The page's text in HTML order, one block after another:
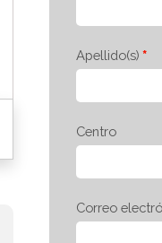
Apellido(s)
Centro
Correo